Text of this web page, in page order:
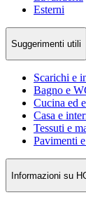
Esterni
Suggerimenti utili
Scarichi e
Bagno e
Cucina ed
Casa e
Tessuti e
Pavimenti
Informazioni su